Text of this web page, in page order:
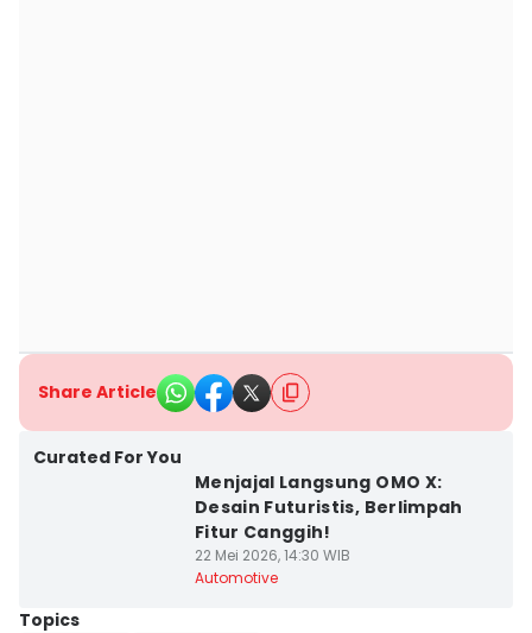
Share Article
Curated For You
Menjajal Langsung OMO X:
Desain Futuristis, Berlimpah
Fitur Canggih!
22 Mei 2026, 14:30 WIB
Automotive
Topics